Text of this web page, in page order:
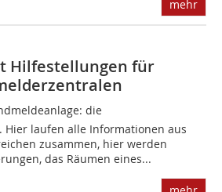
mehr
Hilfestellungen für
die
Hier laufen alle Informationen aus
zusammen, hier werden
das Räumen eines...